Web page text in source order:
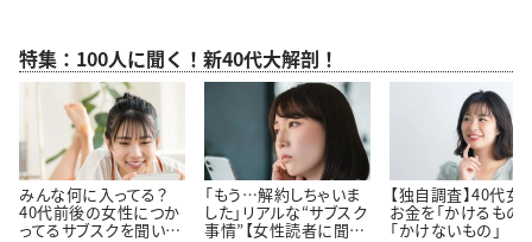
特集：100人に聞く！新40代大解剖！
みんな何に入ってる？
40代前後の女性につか
ってるサブスクを聞いて
「もう…解約しちゃいま
した」リアルな“サブスク
事情”【女性読者に聞い
【独自調査】40代女
お金を「かけるもの」
「かけないもの」